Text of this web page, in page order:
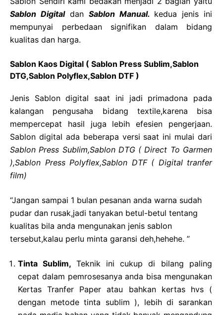
Sablon Digitaldan Sablon Manual. kedua jenis ini
mempunyai perbedaan signifikan dalam bidang
kualitas dan harga.
Sablon Kaos Digital ( Sablon Press Sublim,Sablon
DTG,Sablon Polyflex,Sablon DTF )
Jenis Sablon digital saat ini jadi primadona pada
kalangan pengusaha bidang textile,karena bisa
mempercepat hasil juga lebih efesien pengerjaan.
Sablon digital ada beberapa versi saat ini mulai dari
Sablon Press Sublim,Sablon DTG ( Direct To Garmen
),Sablon Press Polyflex,Sablon DTF ( Digital tranfer
film)
“Jangan sampai 1 bulan pesanan anda warna sudah
pudar dan rusak,jadi tanyakan betul-betul tentang
kualitas bila anda mengunakan jenis sablon
tersebut,kalau perlu minta garansi deh,hehehe. ”
Tinta Sublim, Teknik ini cukup di bilang paling
cepat dalam pemrosesanya anda bisa mengunakan
Kertas Tranfer Paper atau bahkan kertas hvs (
dengan metode tinta sublim ), lebih di sarankan